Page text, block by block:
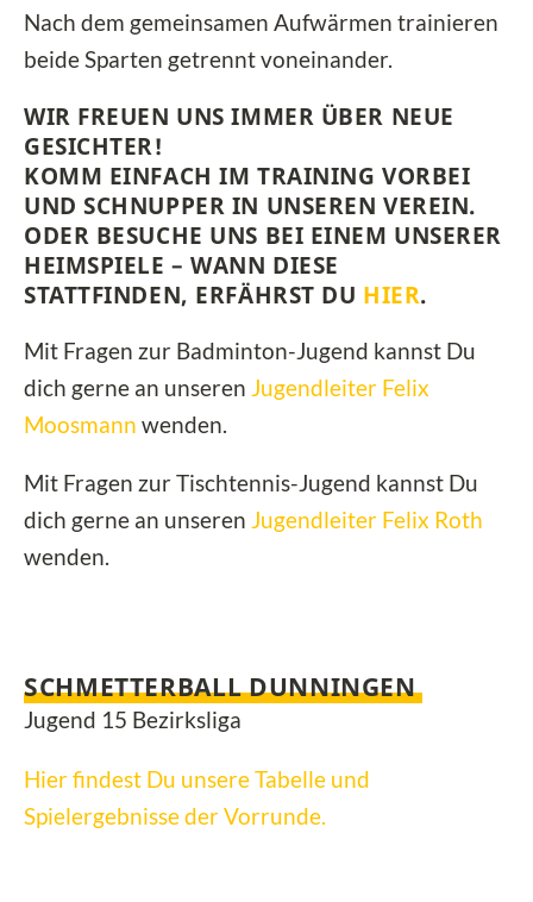
Nach dem gemeinsamen Aufwärmen trainieren
beide Sparten getrennt voneinander.
WIR FREUEN UNS IMMER ÜBER NEUE
GESICHTER!
KOMM EINFACH IM TRAINING VORBEI
UND SCHNUPPER IN UNSEREN VEREIN.
ODER BESUCHE UNS BEI EINEM UNSERER
HEIMSPIELE – WANN DIESE
STATTFINDEN, ERFÄHRST DU HIER.
Mit Fragen zur Badminton-Jugend kannst Du
dich gerne an unseren Jugendleiter Felix
Moosmann wenden.
Mit Fragen zur Tischtennis-Jugend kannst Du
dich gerne an unseren Jugendleiter Felix Roth
wenden.
SCHMETTERBALL DUNNINGEN
Jugend 15 Bezirksliga
Hier findest Du unsere Tabelle und
Spielergebnisse der Vorrunde.